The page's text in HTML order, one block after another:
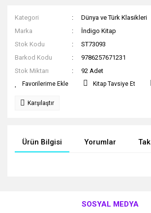
Kategori
Dünya ve Türk Klasikleri
Marka
İndigo Kitap
Stok Kodu
ST73093
Barkod Kodu
9786257671231
Stok Miktarı
92 Adet
Kitap Tavsiye Et
Karşılaştır
Ürün Bilgisi Yorumlar
kullanarak tarafımıza iletebilirsiniz.
Görüş ve önerileriniz için teşekkür ederiz.
SOSYAL MEDYA